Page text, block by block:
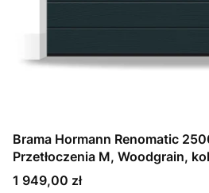
Brama Hormann Renomatic
Przetłoczenia M, Woodgrain,
7016 / OCYNK + Prowadzenie Z
Cena
1 949,00 zł